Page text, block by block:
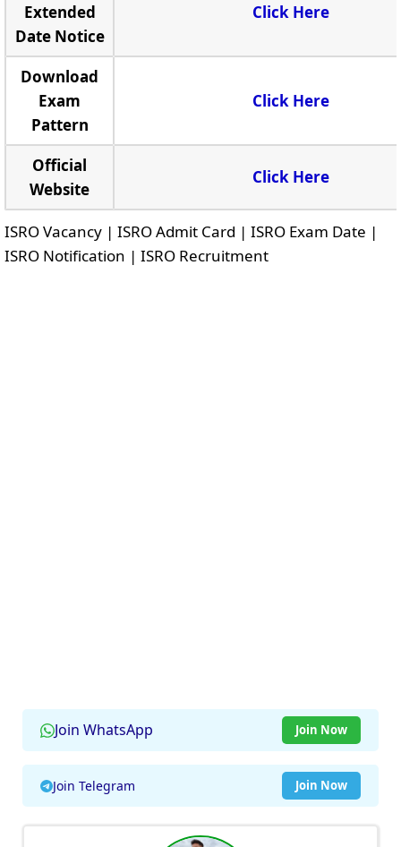
Extended
Date Notice
Click Here
Download
Exam
Pattern
Click Here
Official
Website
Click Here
ISRO Vacancy | ISRO Admit Card | ISRO Exam Date |
ISRO Notification | ISRO Recruitment
Join WhatsApp Join Now
Join Telegram Join Now